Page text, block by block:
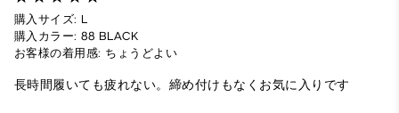
購入サイズ: L
購入カラー: 88 BLACK
お客様の着用感: ちょうどよい
長時間履いても疲れない。締め付けもなくお気に入りです